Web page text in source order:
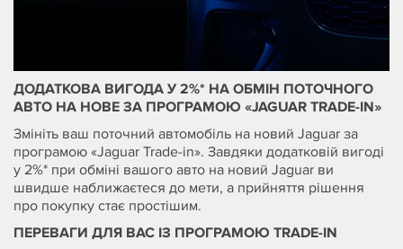
ДОДАТКОВА ВИГОДА У 2%* НА ОБМІН ПОТОЧНОГО
АВТО НА НОВЕ ЗА ПРОГРАМОЮ «JAGUAR TRADE-IN»
Змініть ваш поточний автомобіль на новий Jaguar за
програмою «Jaguar Trade-in». Завдяки додатковій вигоді
у 2%* при обміні вашого авто на новий Jaguar ви
швидше наближаєтеся до мети, а прийняття рішення
про покупку стає простішим.
ПЕРЕВАГИ ДЛЯ ВАС ІЗ ПРОГРАМОЮ TRADE-IN